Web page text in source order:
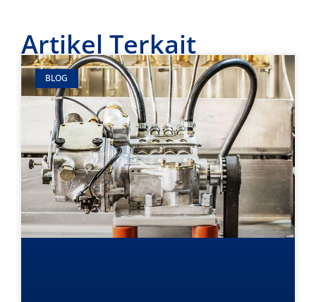
Artikel Terkait
BLOG